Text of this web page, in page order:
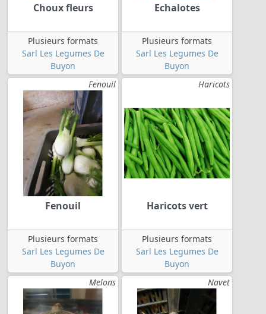
Choux fleurs
Plusieurs formats
Sarl Les Legumes De
Buyon
Echalotes
Plusieurs formats
Sarl Les Legumes De
Buyon
Fenouil
Fenouil
Plusieurs formats
Sarl Les Legumes De
Buyon
Haricots
Haricots vert
Plusieurs formats
Sarl Les Legumes De
Buyon
Melons
Navet